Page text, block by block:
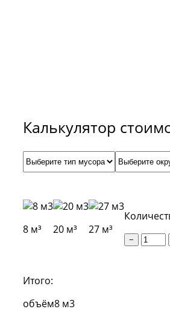
Калькулятор
8 м³ 20 м³ 27 м³
−
Итого:
объём8 м3